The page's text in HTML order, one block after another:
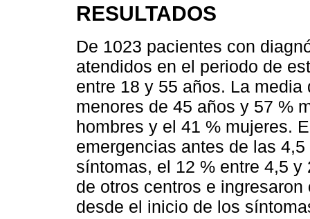
RESULTADOS
De 1023 pacientes con
atendidos en el periodo de
entre 18 y 55 años. La
menores de 45 años y 57 %
hombres y el 41 % mujeres.
emergencias antes de las
síntomas, el 12 % entre 4,5
de otros centros e
desde el inicio de los